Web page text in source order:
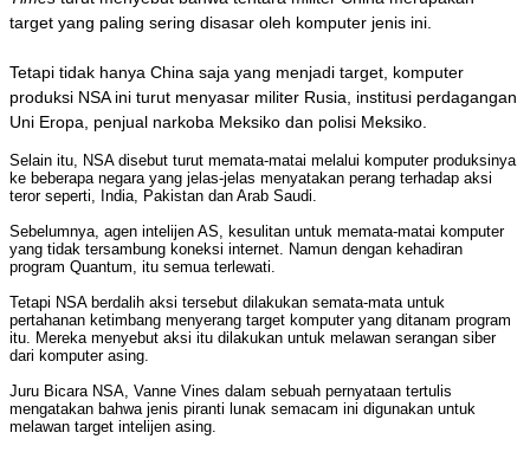
target yang paling sering disasar oleh komputer jenis ini.
Tetapi tidak hanya China saja yang menjadi target, komputer
produksi NSA ini turut menyasar militer Rusia, institusi perdagangan
Uni Eropa, penjual narkoba Meksiko dan polisi Meksiko.
Selain itu, NSA disebut turut memata-matai melalui komputer produksinya
ke beberapa negara yang jelas-jelas menyatakan perang terhadap aksi
teror seperti, India, Pakistan dan Arab Saudi.
Sebelumnya, agen intelijen AS, kesulitan untuk memata-matai komputer
yang tidak tersambung koneksi internet. Namun dengan kehadiran
program Quantum, itu semua terlewati.
Tetapi NSA berdalih aksi tersebut dilakukan semata-mata untuk
pertahanan ketimbang menyerang target komputer yang ditanam program
itu. Mereka menyebut aksi itu dilakukan untuk melawan serangan siber
dari komputer asing.
Juru Bicara NSA, Vanne Vines dalam sebuah pernyataan tertulis
mengatakan bahwa jenis piranti lunak semacam ini digunakan untuk
melawan target intelijen asing.